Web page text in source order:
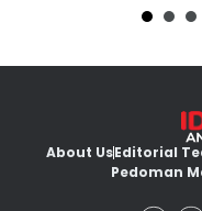
About UsEditorial
Pedoman